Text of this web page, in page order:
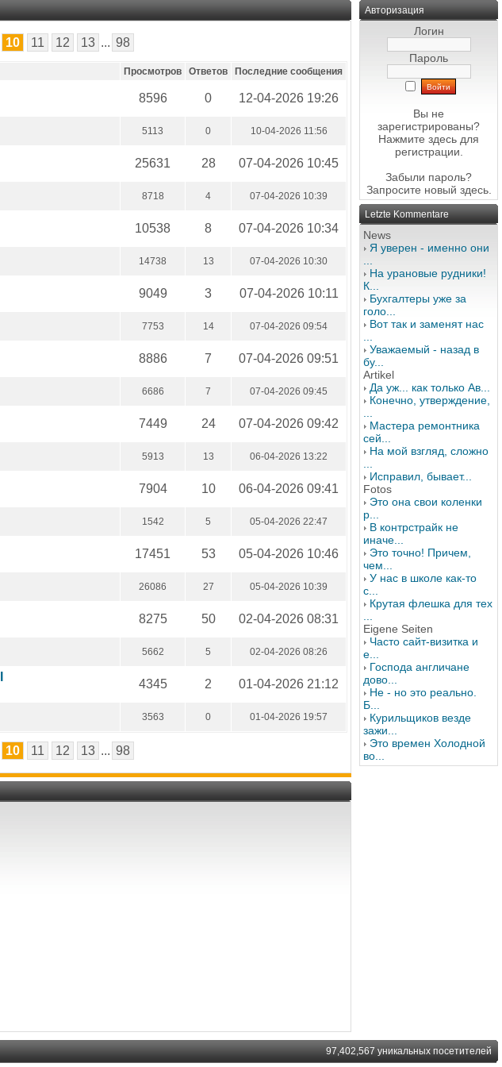
10 11 12 13 ... 98
Просмотров Ответов Последние сообщения
8596 0 12-04-2026 19:26
5113 0 10-04-2026 11:56
25631 28 07-04-2026 10:45
8718 4 07-04-2026 10:39
10538 8 07-04-2026 10:34
14738 13 07-04-2026 10:30
9049 3 07-04-2026 10:11
7753 14 07-04-2026 09:54
8886 7 07-04-2026 09:51
6686 7 07-04-2026 09:45
7449 24 07-04-2026 09:42
5913 13 06-04-2026 13:22
7904 10 06-04-2026 09:41
1542 5 05-04-2026 22:47
17451 53 05-04-2026 10:46
26086 27 05-04-2026 10:39
8275 50 02-04-2026 08:31
5662 5 02-04-2026 08:26
4345 2 01-04-2026 21:12
3563 0 01-04-2026 19:57
10 11 12 13 ... 98
Авторизация
Логин
Пароль
Вы не
зарегистрированы?
Нажмите здесь для
регистрации.
Забыли пароль?
Запросите новый здесь.
Letzte Kommentare
News
Я уверен - именно они
На урановые рудники!
К...
Бухгалтеры уже за
голо...
Вот так и заменят нас
Уважаемый - назад в
бу...
Artikel
Да уж... как только Ав...
Конечно, утверждение,
Мастера ремонтника
сей...
На мой взгляд, сложно
Исправил, бывает...
Fotos
Это она свои коленки
р...
В контрстрайк не
иначе...
Это точно! Причем,
чем...
У нас в школе как-то
с...
Крутая флешка для тех
Eigene Seiten
Часто сайт-визитка и
е...
Господа англичане
дово...
Не - но это реально.
Б...
Курильщиков везде
зажи...
Это времен Холодной
во...
97,402,567 уникальных посетителей